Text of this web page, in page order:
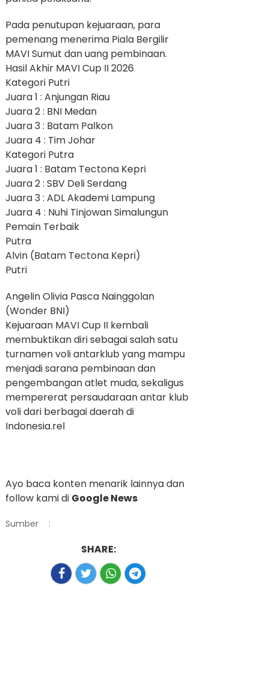
Pada penutupan kejuaraan, para
pemenang menerima Piala Bergilir
MAVI Sumut dan uang pembinaan.
Hasil Akhir MAVI Cup II 2026
Kategori Putri
Juara 1 : Anjungan Riau
Juara 2 : BNI Medan
Juara 3 : Batam Palkon
Juara 4 : Tim Johar
Kategori Putra
Juara 1 : Batam Tectona Kepri
Juara 2 : SBV Deli Serdang
Juara 3 : ADL Akademi Lampung
Juara 4 : Nuhi Tinjowan Simalungun
Pemain Terbaik
Putra
Alvin (Batam Tectona Kepri)
Putri
Angelin Olivia Pasca Nainggolan
(Wonder BNI)
Kejuaraan MAVI Cup II kembali
membuktikan diri sebagai salah satu
turnamen voli antarklub yang mampu
menjadi sarana pembinaan dan
pengembangan atlet muda, sekaligus
mempererat persaudaraan antar klub
voli dari berbagai daerah di
Indonesia.rel
Ayo baca konten menarik lainnya dan
follow kami di Google News
Sumber :
SHARE: